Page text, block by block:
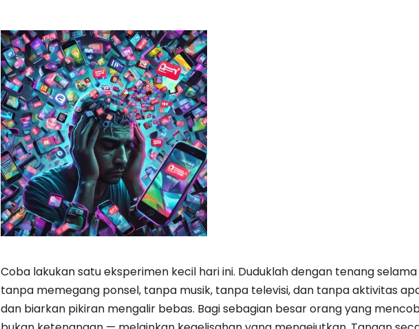
Coba lakukan satu eksperimen kecil hari ini. Duduklah dengan tenang
tanpa memegang ponsel, tanpa musik, tanpa televisi, dan tanpa aktivitas
dan biarkan pikiran mengalir bebas. Bagi sebagian besar orang yang